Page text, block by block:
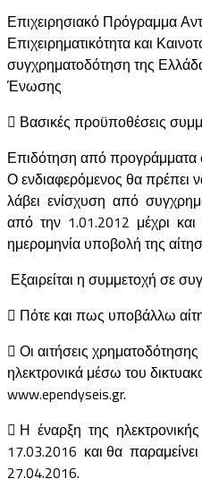
Επιχειρησιακό Πρόγραμμα
Επιχειρηματικότητα και
συγχρηματοδότηση της
Ένωσης
 Βασικές προϋποθέσεις
Επιδότηση από προγράμματα
Ο ενδιαφερόμενος θα πρέπει
λάβει ενίσχυση από
από την 1.01.2012 μέχρι και
ημερομηνία υποβολή της
Εξαιρείται η συμμετοχή σε
 Πότε και πως υποβάλλω
 Οι αιτήσεις
ηλεκτρονικά μέσω του
www.ependyseis.gr.
 Η έναρξη της
17.03.2016 και θα παραμείνει
27.04.2016.